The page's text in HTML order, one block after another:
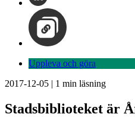
Uppleva och göra
2017-12-05 | 1 min läsning
Stadsbiblioteket är